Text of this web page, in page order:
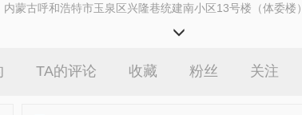
内蒙古呼和浩特市玉泉区兴隆巷统建南小区13号楼（体委楼）
喜欢智能产品，喜欢测评的极客玩家。
TA的评论 收藏 粉丝 关注